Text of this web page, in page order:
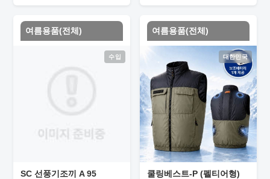
여름용품(전체)
수입
SC 선풍기조끼 A 95
여름용품(전체)
대한민국
쿨링베스트-P (펠티어형)